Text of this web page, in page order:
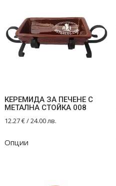
КЕРЕМИДА ЗА ПЕЧЕНЕ С
МЕТАЛНА СТОЙКА 008
12.27€/ 24.00 лв.
Опции